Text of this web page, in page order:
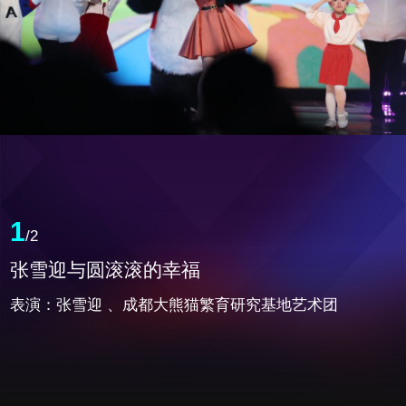
1/2
张雪迎与圆滚滚的幸福
表演：张雪迎 、成都大熊猫繁育研究基地艺术团